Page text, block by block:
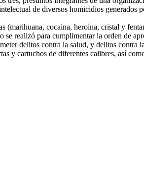
de diversos homicidios generados
(marihuana, cocaína, heroína, cristal y
realizó para cumplimentar la orden de
delitos contra la salud, y delitos contra
y cartuchos de diferentes calibres, así